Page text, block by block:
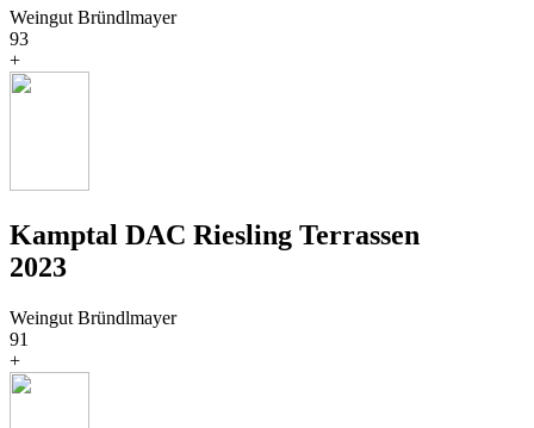
Weingut Bründlmayer
93
+
Kamptal DAC Riesling Terrassen
2023
Weingut Bründlmayer
91
+